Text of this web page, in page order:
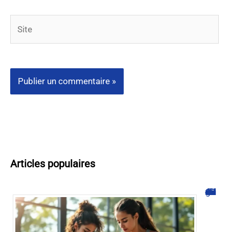
Articles populaires
Comment accélérer la guérison d’une déchirure musculaire efficacement ?